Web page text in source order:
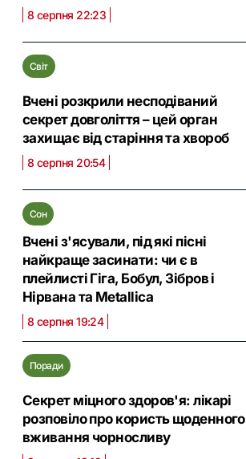
8 серпня 22:23
Світ
Вчені розкрили несподіваний
секрет довголіття – цей орган
захищає від старіння та хвороб
8 серпня 20:54
Сон
Вчені з'ясували, під які пісні
найкраще засинати: чи є в
плейлисті Гіга, Бобул, Зібров і
Нірвана та Metallica
8 серпня 19:24
Поради
Секрет міцного здоров'я: лікарі
розповіло про користь щоденного
вживання чорносливу